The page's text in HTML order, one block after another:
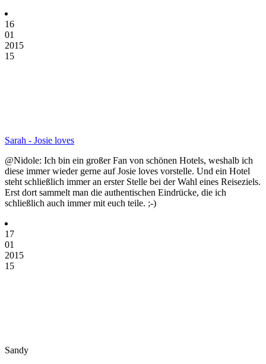
16
01
2015
15
Sarah - Josie loves
@Nidole: Ich bin ein großer Fan von schönen Hotels, weshalb ich
diese immer wieder gerne auf Josie loves vorstelle. Und ein Hotel
steht schließlich immer an erster Stelle bei der Wahl eines Reiseziels.
Erst dort sammelt man die authentischen Eindrücke, die ich
schließlich auch immer mit euch teile. ;-)
17
01
2015
15
Sandy